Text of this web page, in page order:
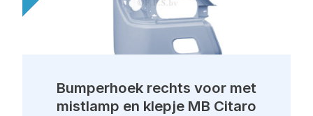
Bumperhoek rechts voor met
mistlamp en klepje MB Citaro